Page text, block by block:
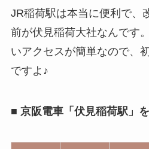
JR稲荷駅は本当に便利で、
前が伏見稲荷大社なんです
いアクセスが簡単なので、
ですよ♪
■ 京阪電車「伏見稲荷駅」